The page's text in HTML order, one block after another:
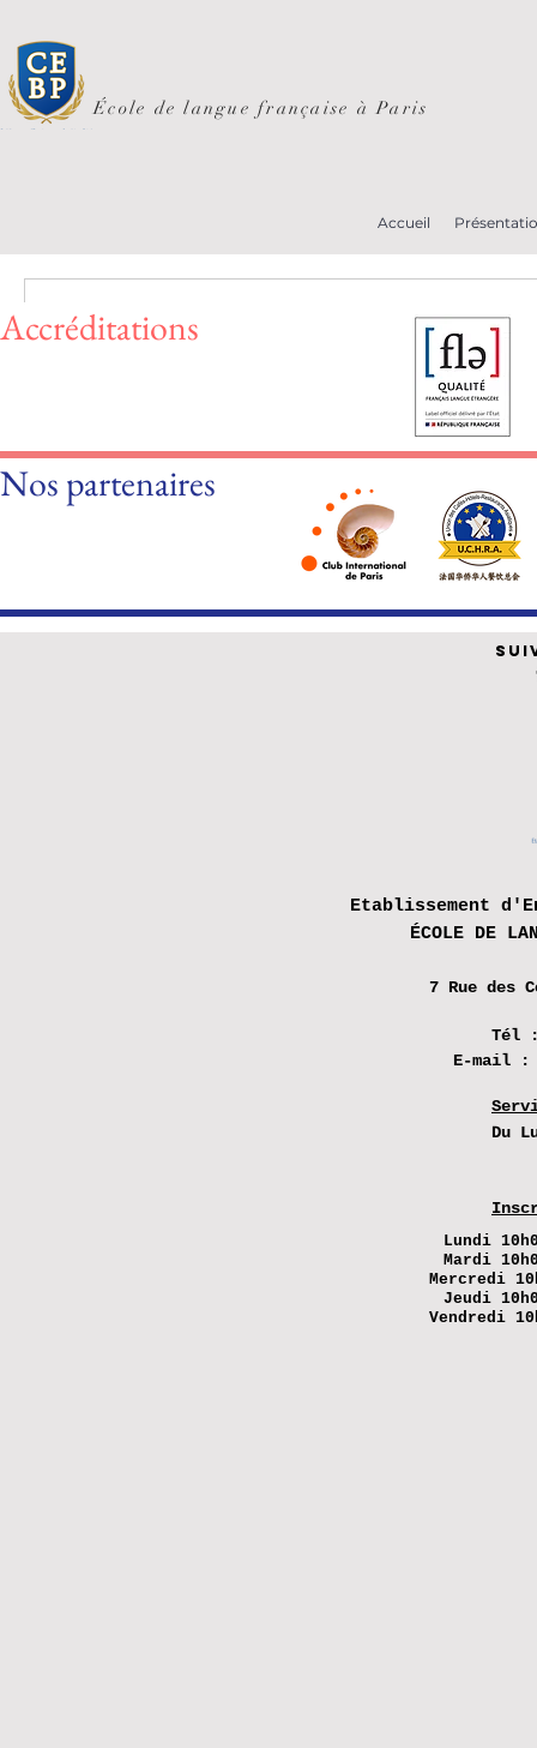
École de langue française à Paris
Accueil
Nada que reservar
Accréditations
Nos partenaires
Etablissement
ÉCOLE DE
7 Rue des
Tél
E-mail
Du
Lundi
Mardi
Mercredi
Jeudi
Vendredi